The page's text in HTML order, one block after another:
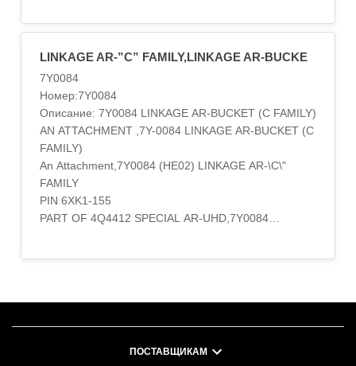
LINKAGE AR-”C” FAMILY,LINKAGE AR-BUCKE
7Y0084
Номер:7Y0084
Описание: 7Y0084 LINKAGE AR-BUCKET (C FAMILY)
AN ATTACHMENT ,7Y-0084 LINKAGE AR-BUCKET (C
FAMILY)
An Attachment,7Y0084 (HE02) LINKAGE AR-\C\"
FAMILY
PIN 6XK1-155
PART OF 4Q4412 SPECIAL AR-UHD,7Y0084
FOR USE WITH C FAMILY BUCKETS
AN ATTACHMENT,7Y0084 LINKAGE AR-BUCKET
ПОСТАВЩИКАМ